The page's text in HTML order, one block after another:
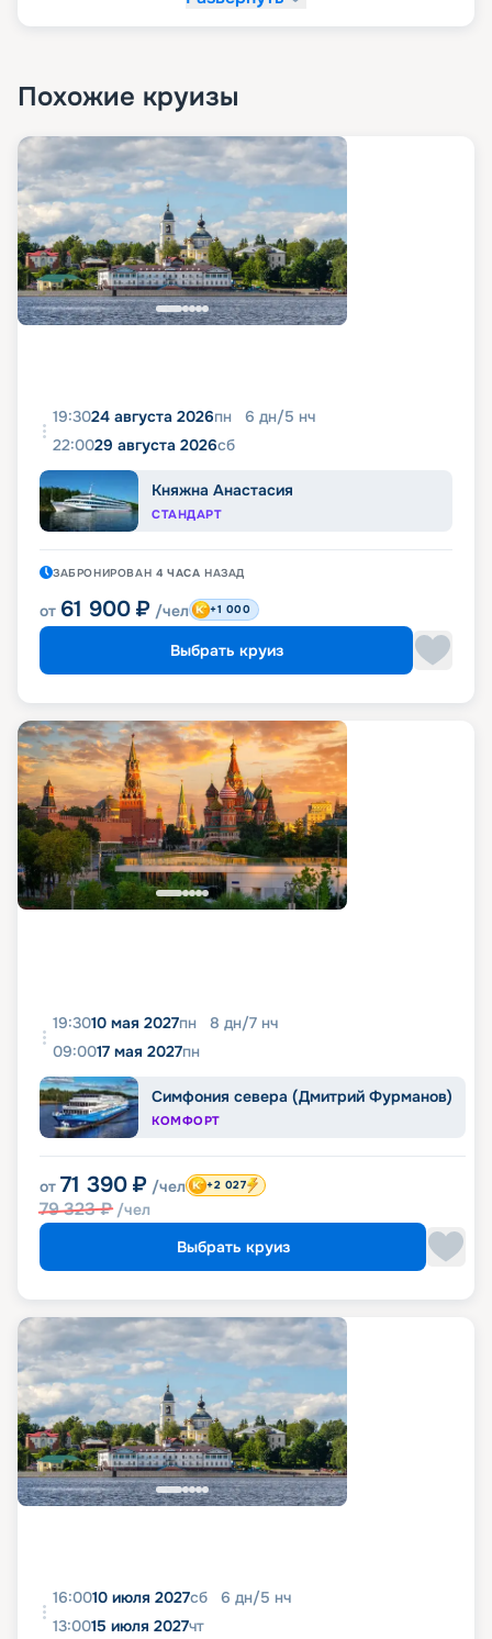
Похожие круизы
19:3024 августа 2026пн 6 дн/5 нч
22:0029 августа 2026сб
Княжна Анастасия
СТАНДАРТ
ЗАБРОНИРОВАН 4 ЧАСА НАЗАД
от 61 900 ₽ /чел +1 000
Выбрать круиз
19:3010 мая 2027пн 8 дн/7 нч
09:0017 мая 2027пн
Симфония севера (Дмитрий Фурманов)
КОМФОРТ
от 71 390 ₽ /чел
79 323₽ /чел
+2 027
Выбрать круиз
16:0010 июля 2027сб 6 дн/5 нч
13:0015 июля 2027чт